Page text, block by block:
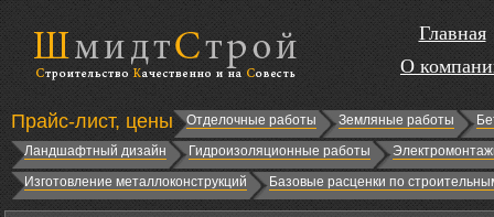
Главная
О
Прайс-лист, цены Отделочные работы Земляные работы
Ландшафтный дизайн
Гидроизоляционные работы
Изготовление металлоконструкций
Базовые расценки по